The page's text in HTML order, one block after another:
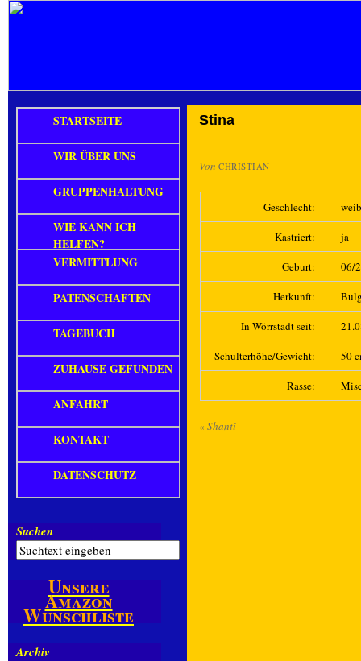
Stina
Von CHRISTIAN
Geschlecht:
Kastriert: ja
Geburt: 06/
Herkunft:
In Wörrstadt seit:
Schulterhöhe/Gewicht: 50
Rasse:
« Shanti
STARTSEITE
WIR ÜBER UNS
GRUPPENHALTUNG
WIE KANN ICH
HELFEN?
VERMITTLUNG
PATENSCHAFTEN
TAGEBUCH
ZUHAUSE GEFUNDEN
ANFAHRT
KONTAKT
DATENSCHUTZ
Suchen
Unsere
Amazon
Wunschliste
Archiv